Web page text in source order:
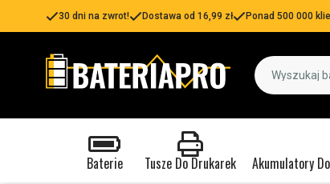
30 dni na zwrot! Dostawa od 16,99 zł Ponad 500 000
Baterie Tusze Do Drukarek Akumulatory